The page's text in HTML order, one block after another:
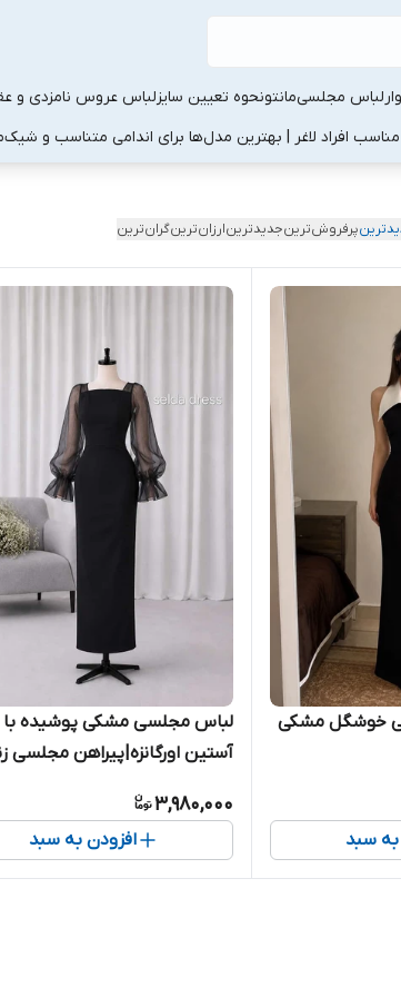
لباس مجلسیمانتونحوه تعیین سایزلباس عروس نامزدی و
افراد لاغر | بهترین مدل‌ها برای اندامی متناسب و شیک
پرفروش‌ترینجدیدترینارزان‌ترینگران‌ترین
خوشگل مشکی
به سبد
لباس مجلسی مشکی پوشیده با
آستین اورگانزه|پیراهن مجلسی
3,980,000
افزودن به سبد